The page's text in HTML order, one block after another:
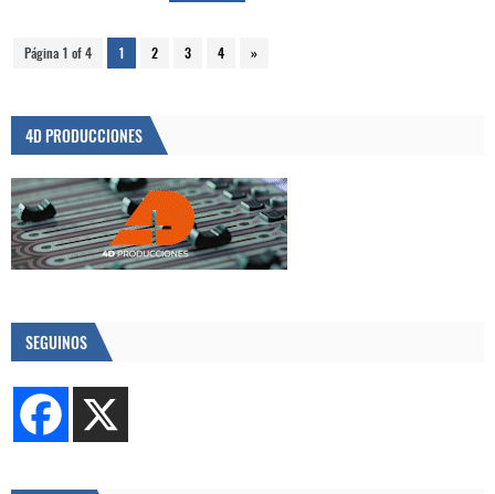
Página 1 of 4 1 2 3 4 »
4D PRODUCCIONES
SEGUINOS